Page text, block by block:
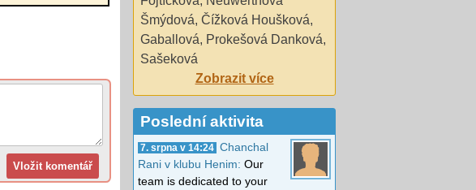
Šmýdová, Čížková Houšková,
Gaballová, Prokešová Danková,
Sašeková
Zobrazit více
Poslední aktivita
7. srpna v 14:24 Chanchal
Rani v klubu Henim: Our
team is dedicated to your